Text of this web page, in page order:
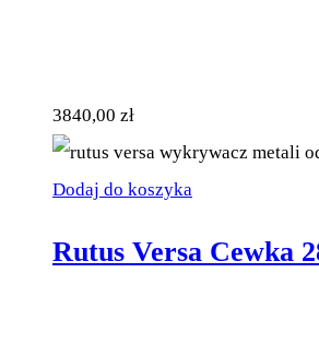
3840,00 zł
Dodaj do koszyka
Rutus Versa Cewka